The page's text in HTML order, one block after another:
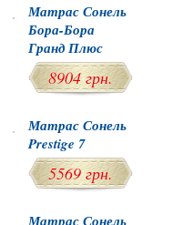
Матрас Сонель
Бора-Бора
Гранд Плюс
8904 грн.
Матрас Сонель
Prestige 7
5569 грн.
Матрас Сонель